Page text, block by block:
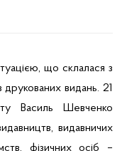
що склалася з
друкованих видань. 21
Василь Шевченко
видавничих
фізичних осіб –